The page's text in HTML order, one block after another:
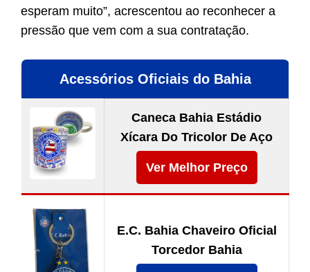
esperam muito”, acrescentou ao reconhecer a
pressão que vem com a sua contratação.
Acessórios Oficiais do Bahia
Caneca Bahia Estádio
Xícara Do Tricolor De Aço
Ver Melhor Preço
E.C. Bahia Chaveiro Oficial
Torcedor Bahia